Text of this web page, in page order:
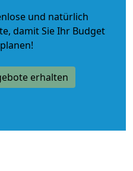
und natürlich
, damit Sie Ihr Budget
erhalten